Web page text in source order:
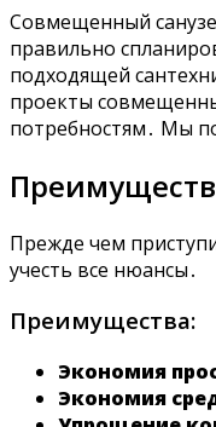
Совмещенный
правильно
подходящей
проекты
потребностям․ Мы
Прежде чем
учесть все нюансы․
Преимущества:
Экономия
Экономия